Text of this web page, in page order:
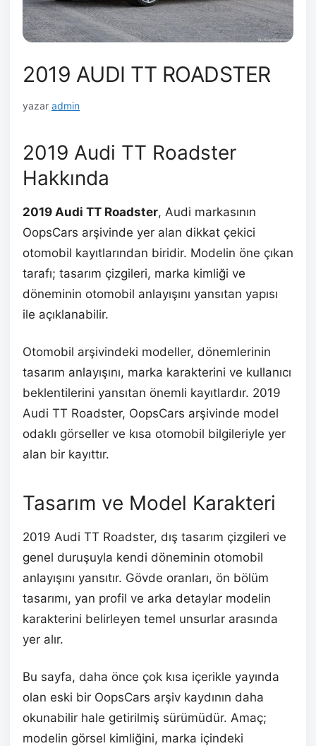
2019 AUDI TT ROADSTER
yazar admin
2019 Audi TT Roadster
Hakkında
2019 Audi TT Roadster, Audi markasının
OopsCars arşivinde yer alan dikkat çekici
otomobil kayıtlarından biridir. Modelin öne çıkan
tarafı; tasarım çizgileri, marka kimliği ve
döneminin otomobil anlayışını yansıtan yapısı
ile açıklanabilir.
Otomobil arşivindeki modeller, dönemlerinin
tasarım anlayışını, marka karakterini ve kullanıcı
beklentilerini yansıtan önemli kayıtlardır. 2019
Audi TT Roadster, OopsCars arşivinde model
odaklı görseller ve kısa otomobil bilgileriyle yer
alan bir kayıttır.
Tasarım ve Model Karakteri
2019 Audi TT Roadster, dış tasarım çizgileri ve
genel duruşuyla kendi döneminin otomobil
anlayışını yansıtır. Gövde oranları, ön bölüm
tasarımı, yan profil ve arka detaylar modelin
karakterini belirleyen temel unsurlar arasında
yer alır.
Bu sayfa, daha önce çok kısa içerikle yayında
olan eski bir OopsCars arşiv kaydının daha
okunabilir hale getirilmiş sürümüdür. Amaç;
modelin görsel kimliğini, marka içindeki